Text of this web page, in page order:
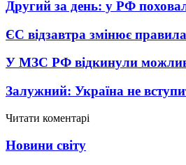
Другий за день: у РФ
ЄС відзавтра змінює
У МЗС РФ відкинули
Залужний: Україна не
Читати коментарі
Новини світу